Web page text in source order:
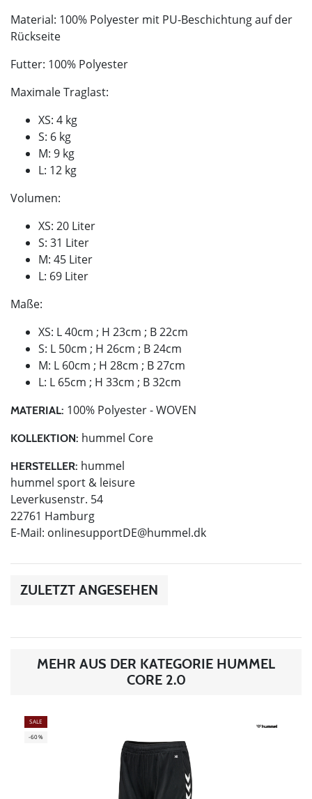
Material: 100% Polyester mit PU-Beschichtung auf der
Rückseite
Futter: 100% Polyester
Maximale Traglast:
XS: 4 kg
S: 6 kg
M: 9 kg
L: 12 kg
Volumen:
XS: 20 Liter
S: 31 Liter
M: 45 Liter
L: 69 Liter
Maße:
XS: L 40cm ; H 23cm ; B 22cm
S: L 50cm ; H 26cm ; B 24cm
M: L 60cm ; H 28cm ; B 27cm
L: L 65cm ; H 33cm ; B 32cm
MATERIAL: 100% Polyester - WOVEN
KOLLEKTION: hummel Core
HERSTELLER: hummel
hummel sport & leisure
Leverkusenstr. 54
22761 Hamburg
E-Mail: onlinesupportDE@hummel.dk
ZULETZT ANGESEHEN
MEHR AUS DER KATEGORIE HUMMEL
CORE 2.0
SALE
-60%